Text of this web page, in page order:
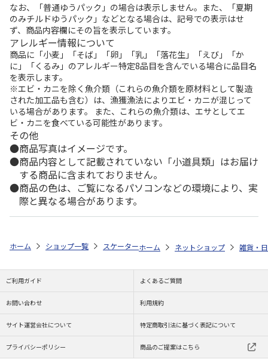
なお、「普通ゆうパック」の場合は表示しません。また、「夏期
のみチルドゆうパック」などとなる場合は、記号での表示はせ
ず、商品内容欄にその旨を表示しています。
アレルギー情報について
商品に「小麦」「そば」「卵」「乳」「落花生」「えび」「か
に」「くるみ」のアレルギー特定8品目を含んでいる場合に品目名
を表示します。
※エビ・カニを除く魚介類（これらの魚介類を原材料として製造
された加工品も含む）は、漁獲漁法によりエビ・カニが混じって
いる場合があります。 また、これらの魚介類は、エサとしてエ
ビ・カニを食べている可能性があります。
その他
商品写真はイメージです。
商品内容として記載されていない「小道具類」はお届け
する商品に含まれておりません。
商品の色は、ご覧になるパソコンなどの環境により、実
際と異なる場合があります。
ホーム ショップ一覧 スケーター マスコット付アクリル箸(21cm)
ホーム ネットショップ 雑貨・
ご利用ガイド よくあるご質問
お問い合わせ 利用規約
サイト運営会社について 特定商取引法に基づく表記について
プライバシーポリシー 商品のご提案はこちら